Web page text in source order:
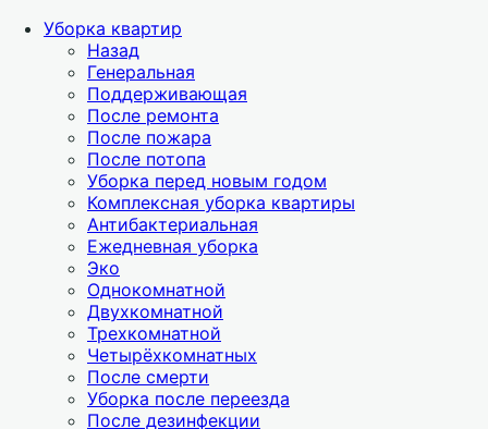
Уборка квартир
Назад
Генеральная
Поддерживающая
После ремонта
После пожара
После потопа
Уборка перед новым годом
Комплексная уборка квартиры
Антибактериальная
Ежедневная уборка
Эко
Однокомнатной
Двухкомнатной
Трехкомнатной
Четырёхкомнатных
После смерти
Уборка после переезда
После дезинфекции